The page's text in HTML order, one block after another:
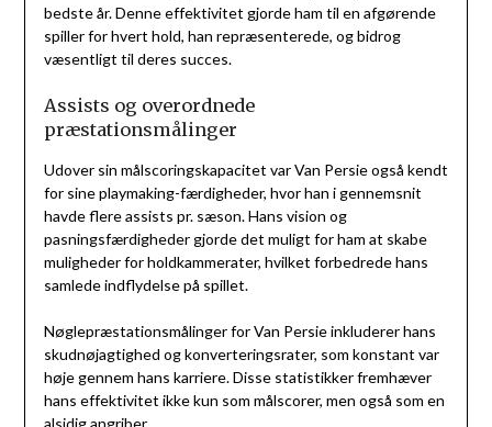
bedste år. Denne effektivitet gjorde ham til en afgørende
spiller for hvert hold, han repræsenterede, og bidrog
væsentligt til deres succes.
Assists og overordnede
præstationsmålinger
Udover sin målscoringskapacitet var Van Persie også kendt
for sine playmaking-færdigheder, hvor han i gennemsnit
havde flere assists pr. sæson. Hans vision og
pasningsfærdigheder gjorde det muligt for ham at skabe
muligheder for holdkammerater, hvilket forbedrede hans
samlede indflydelse på spillet.
Nøglepræstationsmålinger for Van Persie inkluderer hans
skudnøjagtighed og konverteringsrater, som konstant var
høje gennem hans karriere. Disse statistikker fremhæver
hans effektivitet ikke kun som målscorer, men også som en
alsidig angriber.